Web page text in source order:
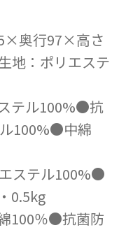
奥行97×高さ
地：ポリエステ
テル100%●抗
100%●中綿
ステル100%●
0.5kg
100％●抗菌防